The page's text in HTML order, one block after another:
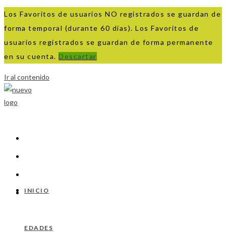
Los Favoritos de usuarios NO registrados se guardan de
forma temporal (durante 60 días). Los Favoritos de
usuarios registrados se guardan de forma permanente
en su cuenta. Descartar
Ir al contenido
INICIO
EDADES